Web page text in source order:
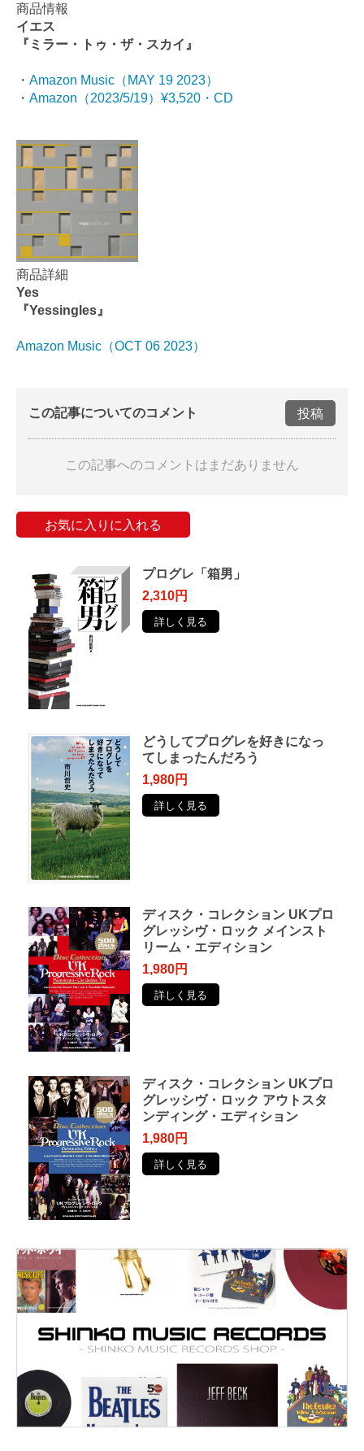
商品情報
イエス
『ミラー・トゥ・ザ・スカイ』
・ Amazon Music（MAY 19 2023）
・ Amazon（2023/5/19）¥3,520・CD
商品詳細
Yes
『Yessingles』
Amazon Music（OCT 06 2023）
この記事についてのコメント 投稿
この記事へのコメントはまだありません
お気に入りに入れる
プログレ「箱男」
2,310円
詳しく見る
どうしてプログレを好きになっ
てしまったんだろう
1,980円
詳しく見る
ディスク・コレクション UKプロ
グレッシヴ・ロック メインスト
リーム・エディション
1,980円
詳しく見る
ディスク・コレクション UKプロ
グレッシヴ・ロック アウトスタ
ンディング・エディション
1,980円
詳しく見る